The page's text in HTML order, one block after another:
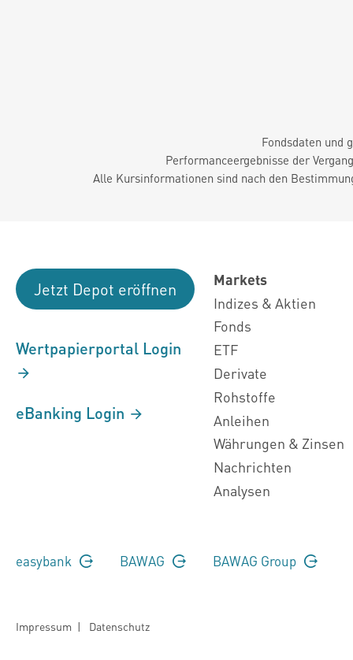
Fondsdaten und
Performanceergebnisse der
Alle Kursinformationen sind nach den
Jetzt Depot eröffnen
Wertpapierportal Login
eBanking Login
Markets
Indizes & Aktien
Fonds
ETF
Derivate
Rohstoffe
Anleihen
Währungen & Zinsen
Nachrichten
Analysen
easybank BAWAG BAWAG Group
Impressum | Datenschutz